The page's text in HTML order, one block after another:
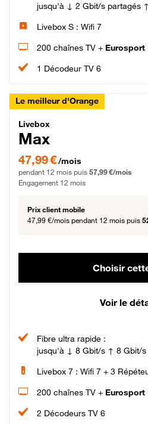
jusqu'à ↓ 2 Gbit/s partagés
Livebox S : Wifi 7
200 chaînes TV + Eurosport
1 Décodeur TV 6
Le meilleur d'Orange
Livebox Max Fibre
Livebox
Max
47,99 € par mois pendant 12 mois puis
47,99 €/mois
pendant 12 mois puis 57,99 €/mois
Engagement 12 mois
Prix client mobile
47,99 €/mois pendant 12 mois puis
Choisir
Voir le
Fibre ultra rapide :
jusqu'à ↓ 8 Gbit/s ↑ 8 Gbit/s
Livebox 7 : Wifi 7 + 3
200 chaînes TV + Eurosport
2 Décodeurs TV 6